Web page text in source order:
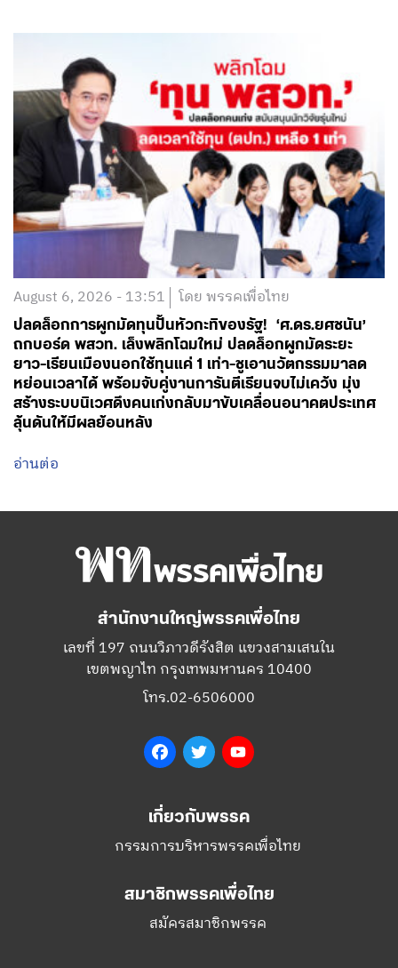
August 6, 2026 - 13:51 โดย พรรคเพื่อไทย
ปลดล็อกการผูกมัดทุนปั้นหัวกะทิของรัฐ! ‘ศ.ดร.ยศชนัน’
ถกบอร์ด พสวท. เล็งพลิกโฉมใหม่ ปลดล็อกผูกมัดระยะ
ยาว-เรียนเมืองนอกใช้ทุนแค่ 1 เท่า-ชูเอานวัตกรรมมาลด
หย่อนเวลาได้ พร้อมจับคู่งานการันตีเรียนจบไม่เคว้ง มุ่ง
สร้างระบบนิเวศดึงคนเก่งกลับมาขับเคลื่อนอนาคตประเทศ
ลุ้นดันให้มีผลย้อนหลัง
อ่านต่อ
สำนักงานใหญ่พรรคเพื่อไทย
เลขที่ 197 ถนนวิภาวดีรังสิต แขวงสามเสนใน
เขตพญาไท กรุงเทพมหานคร 10400
โทร.02-6506000
FacebookTwitter
เกี่ยวกับพรรค
กรรมการบริหารพรรคเพื่อไทย
สมาชิกพรรคเพื่อไทย
สมัครสมาชิกพรรค